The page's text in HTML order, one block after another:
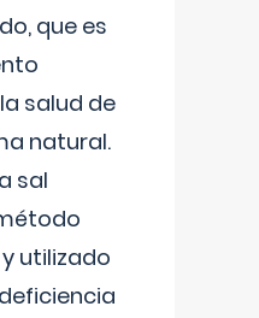
que es
salud de
natural.
sal
utilizado